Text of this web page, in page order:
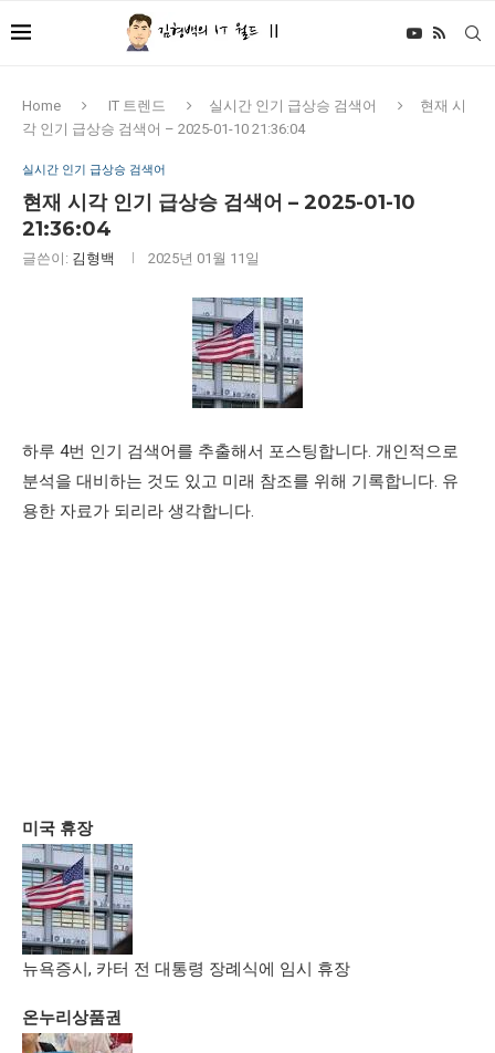
Home IT 트렌드 실시간 인기 급상승 검색어
현재 시
각 인기 급상승 검색어 – 2025-01-10 21:36:04
실시간 인기 급상승 검색어
현재 시각 인기 급상승 검색어 – 2025-01-10
21:36:04
글쓴이: 김형백 2025년 01월 11일
하루 4번 인기 검색어를 추출해서 포스팅합니다. 개인적으로
분석을 대비하는 것도 있고 미래 참조를 위해 기록합니다. 유
용한 자료가 되리라 생각합니다.
미국 휴장
뉴욕증시, 카터 전 대통령 장례식에 임시 휴장
온누리상품권